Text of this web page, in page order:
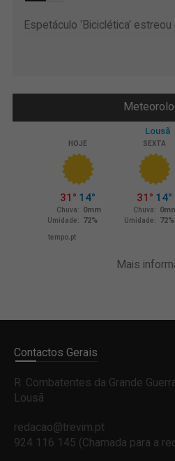
Espetáculo ‘Biciclética’
Mais
Contactos Gerais
R. Combatentes da Grande
Lousã
redacao@trevim.pt
924 116 145 (Chamada para a